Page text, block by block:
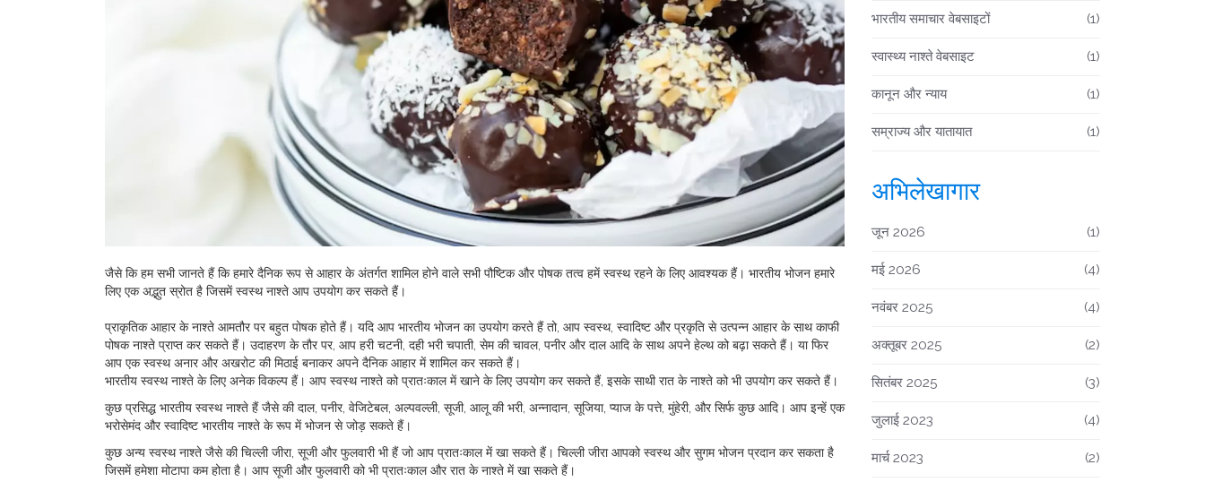
जैसे कि हम सभी जानते हैं कि हमारे दैनिक रूप से आहार के अंतर्गत शामिल होने वाले सभी पौष्टिक और पोषक तत्व हमें स्वस्थ रहने के लिए आवश्यक हैं। भारतीय भोजन हमारे
लिए एक अद्भुत स्रोत है जिसमें स्वस्थ नाश्ते आप उपयोग कर सकते हैं।
प्राकृतिक आहार के नाश्ते आमतौर पर बहुत पोषक होते हैं। यदि आप भारतीय भोजन का उपयोग करते हैं तो, आप स्वस्थ, स्वादिष्ट और प्रकृति से उत्पन्न आहार के साथ काफी
पोषक नाश्ते प्राप्त कर सकते हैं। उदाहरण के तौर पर, आप हरी चटनी, दही भरी चपाती, सेम की चावल, पनीर और दाल आदि के साथ अपने हेल्थ को बढ़ा सकते हैं। या फिर
आप एक स्वस्थ अनार और अखरोट की मिठाई बनाकर अपने दैनिक आहार में शामिल कर सकते हैं।
भारतीय स्वस्थ नाश्ते के लिए अनेक विकल्प हैं। आप स्वस्थ नाश्ते को प्रातःकाल में खाने के लिए उपयोग कर सकते हैं, इसके साथी रात के नाश्ते को भी उपयोग कर सकते हैं।
कुछ प्रसिद्ध भारतीय स्वस्थ नाश्ते हैं जैसे की दाल, पनीर, वेजिटेबल, अल्पवल्ली, सूजी, आलू की भरी, अन्नादान, सूजिया, प्याज के पत्ते, मुंहेरी, और सिर्फ कुछ आदि। आप इन्हें एक
भरोसेमंद और स्वादिष्ट भारतीय नाश्ते के रूप में भोजन से जोड़ सकते हैं।
कुछ अन्य स्वस्थ नाश्ते जैसे की चिल्ली जीरा, सूजी और फुलवारी भी हैं जो आप प्रातःकाल में खा सकते हैं। चिल्ली जीरा आपको स्वस्थ और सुगम भोजन प्रदान कर सकता है
जिसमें हमेशा मोटापा कम होता है। आप सूजी और फुलवारी को भी प्रातःकाल और रात के नाश्ते में खा सकते हैं।
भारतीय समाचार वेबसाइटों (1)
स्वास्थ्य नाश्ते वेबसाइट (1)
कानून और न्याय (1)
सम्राज्य और यातायात (1)
अभिलेखागार
जून 2026 (1)
मई 2026 (4)
नवंबर 2025 (4)
अक्तूबर 2025 (2)
सितंबर 2025 (3)
जुलाई 2023 (4)
मार्च 2023 (2)